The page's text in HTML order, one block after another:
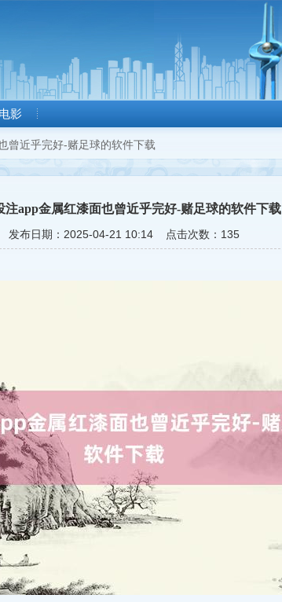
电影
曾近乎完好-赌足球的软件下载
注app金属红漆面也曾近乎完好-赌足球的软件下载
发布日期：2025-04-21 10:14 点击次数：135